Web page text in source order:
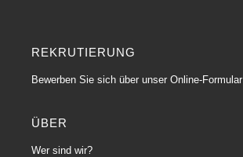
REKRUTIERUNG
Bewerben Sie sich über unser Online-Formular
ÜBER
Wer sind wir?